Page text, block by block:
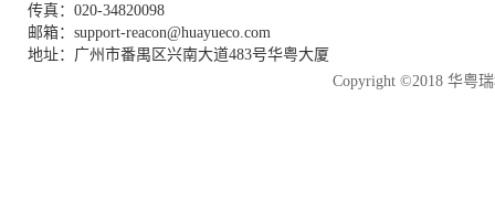
传真：020-34820098
邮箱：support-reacon@huayueco.com
地址：广州市番禺区兴南大道483号华粤大厦
Copyright ©2018 华粤